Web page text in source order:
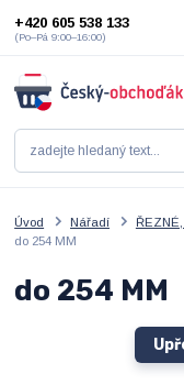
+420 605 538 133
(Po–Pá 9:00–16:00)
Úvod Nářadí
do 254 MM
do 254 MM